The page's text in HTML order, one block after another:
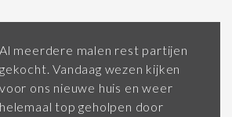
Al meerdere malen rest partijen
gekocht. Vandaag wezen kijken
voor ons nieuwe huis en weer
helemaal top geholpen door